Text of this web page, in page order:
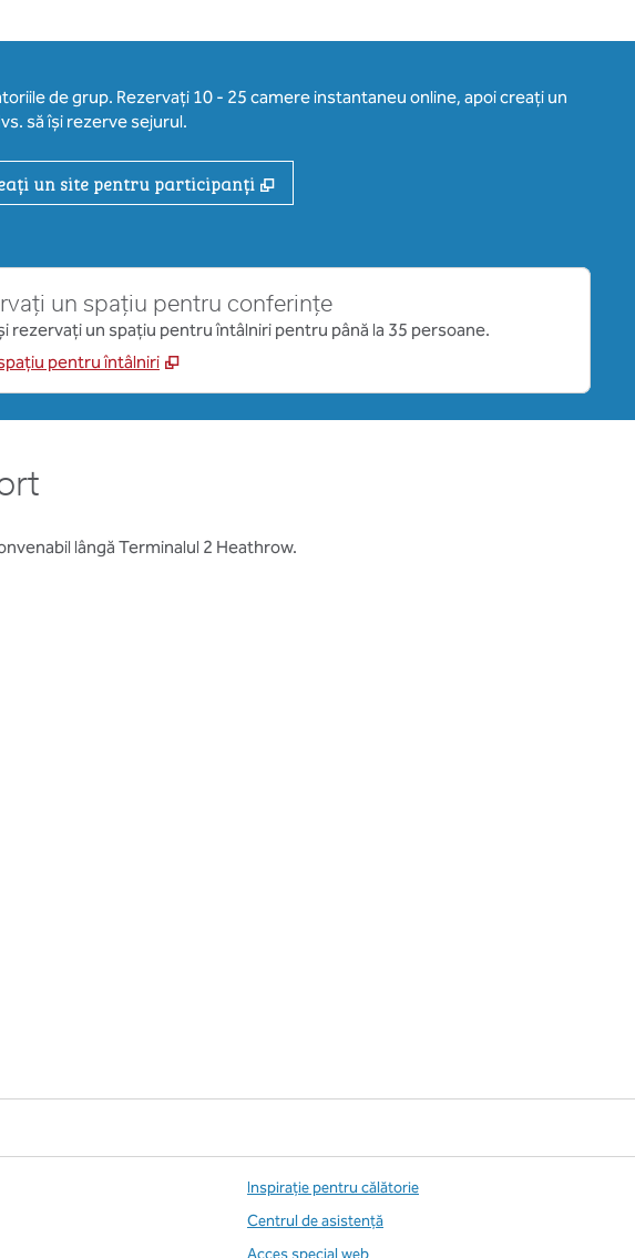
de grup. Rezervați 10 - 25 camere instantaneu online, apoi creați un
să își rezerve sejurul.
o filă nouă
un site pentru participanți ,
un spațiu pentru conferințe
rezervați un spațiu pentru întâlniri pentru până la 35 persoane.
pentru întâlniri
lângă Terminalul 2 Heathrow.
Inspirație pentru călătorie
Centrul de asistență
Acces special web